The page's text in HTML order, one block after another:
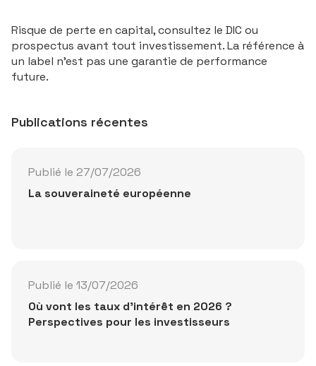
Lancer la vidéo
Risque de perte en capital, consultez le DIC ou
prospectus avant tout investissement. La référence à
un label n'est pas une garantie de performance
future.
Publications récentes
Publié le 27/07/2026
La souveraineté européenne
Publié le 13/07/2026
Où vont les taux d'intérêt en 2026 ?
Perspectives pour les investisseurs